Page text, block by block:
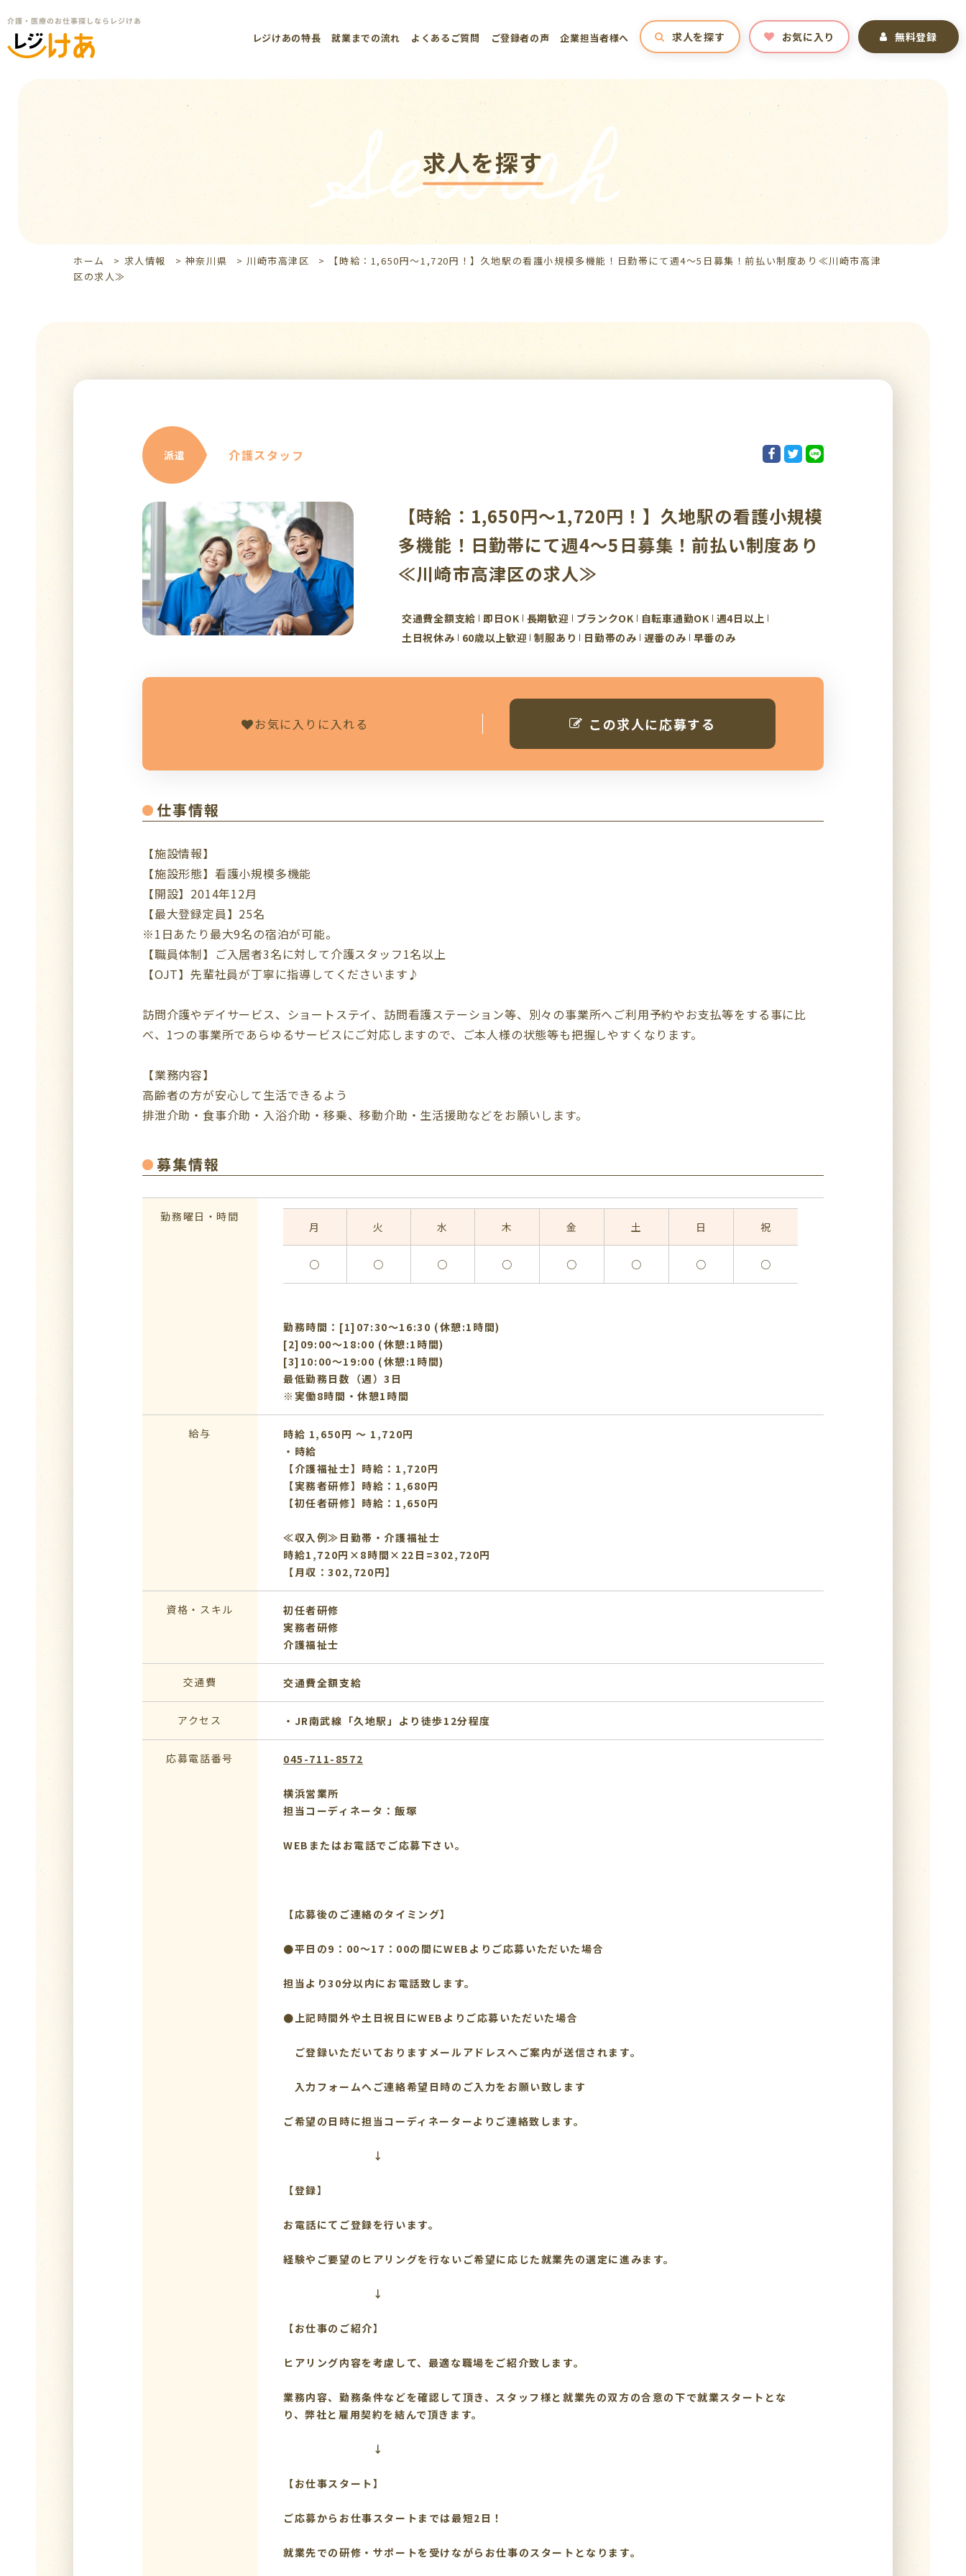
レジけあの特長 就業までの流れ よくあるご質問 ご登録者の声 企業担当者様へ 求人を探す お気に入り 無料登録
求人を探す
Search
ホーム > 求人情報 > 神奈川県 > 川崎市高津区 >
【時給：1,650円～1,720円！】久地駅の看護小規模多機能！日勤帯にて週4～5日募集！前払い制度あり≪川崎市高津
区の求人≫
派遣 介護スタッフ
【時給：1,650円～1,720円！】久地駅の看護小規模
多機能！日勤帯にて週4～5日募集！前払い制度あり
≪川崎市高津区の求人≫
交通費全額支給 即日OK 長期歓迎 ブランクOK 自転車通勤OK 週4日以上
土日祝休み 60歳以上歓迎 制服あり 日勤帯のみ 遅番のみ 早番のみ
お気に入りに入れる この求人に応募する
仕事情報
【施設情報】
【施設形態】看護小規模多機能
【開設】2014年12月
【最大登録定員】25名
※1日あたり最大9名の宿泊が可能。
【職員体制】ご入居者3名に対して介護スタッフ1名以上
【OJT】先輩社員が丁寧に指導してくださいます♪
訪問介護やデイサービス、ショートステイ、訪問看護ステーション等、別々の事業所へご利用予約やお支払等をする事に比
べ、1つの事業所であらゆるサービスにご対応しますので、ご本人様の状態等も把握しやすくなります。
【業務内容】
高齢者の方が安心して生活できるよう
排泄介助・食事介助・入浴介助・移乗、移動介助・生活援助などをお願いします。
募集情報
勤務曜日・時間
月 火 水 木 金 土 日 祝
○ ○ ○ ○ ○ ○ ○ ○
勤務時間：[1]07:30〜16:30 (休憩:1時間)
[2]09:00〜18:00 (休憩:1時間)
[3]10:00〜19:00 (休憩:1時間)
最低勤務日数（週）3日
※実働8時間・休憩1時間
給与
時給 1,650円 〜 1,720円
・時給
【介護福祉士】時給：1,720円
【実務者研修】時給：1,680円
【初任者研修】時給：1,650円
≪収入例≫日勤帯・介護福祉士
時給1,720円×8時間×22日=302,720円
【月収：302,720円】
資格・スキル
初任者研修
実務者研修
介護福祉士
交通費 交通費全額支給
アクセス ・JR南武線「久地駅」より徒歩12分程度
応募電話番号 045-711-8572
横浜営業所
担当コーディネータ：飯塚
WEBまたはお電話でご応募下さい。
【応募後のご連絡のタイミング】
●平日の9：00～17：00の間にWEBよりご応募いただいた場合
担当より30分以内にお電話致します。
●上記時間外や土日祝日にWEBよりご応募いただいた場合
ご登録いただいておりますメールアドレスへご案内が送信されます。
入力フォームへご連絡希望日時のご入力をお願い致します
ご希望の日時に担当コーディネーターよりご連絡致します。
↓
【登録】
お電話にてご登録を行います。
経験やご要望のヒアリングを行ないご希望に応じた就業先の選定に進みます。
↓
【お仕事のご紹介】
ヒアリング内容を考慮して、最適な職場をご紹介致します。
業務内容、勤務条件などを確認して頂き、スタッフ様と就業先の双方の合意の下で就業スタートとな
り、弊社と雇用契約を結んで頂きます。
↓
【お仕事スタート】
ご応募からお仕事スタートまでは最短2日！
就業先での研修・サポートを受けながらお仕事のスタートとなります。